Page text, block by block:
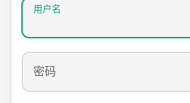
用户名
密码